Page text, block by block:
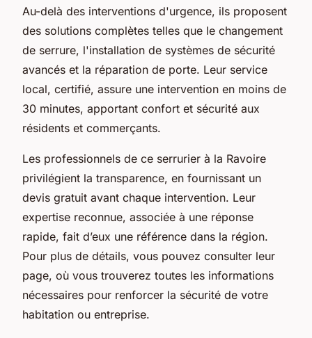
Au-delà des interventions d'urgence, ils proposent
des solutions complètes telles que le changement
de serrure, l'installation de systèmes de sécurité
avancés et la réparation de porte. Leur service
local, certifié, assure une intervention en moins de
30 minutes, apportant confort et sécurité aux
résidents et commerçants.
Les professionnels de ce serrurier à la Ravoire
privilégient la transparence, en fournissant un
devis gratuit avant chaque intervention. Leur
expertise reconnue, associée à une réponse
rapide, fait d’eux une référence dans la région.
Pour plus de détails, vous pouvez consulter leur
page, où vous trouverez toutes les informations
nécessaires pour renforcer la sécurité de votre
habitation ou entreprise.